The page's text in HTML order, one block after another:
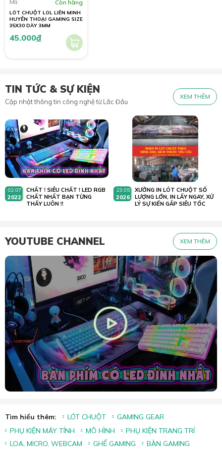
Mã: Còn hàng
LÓT CHUỘT LOL LIÊN MINH
HUYỀN THOẠI GAMING SIZE
35X30 DÀY 3MM
45.000đ
TIN TỨC & SỰ KIỆN
Cập nhật thông tin công nghệ từ Lắc Đầu
XEM THÊM
02.07
2022
CHẤT ! SIÊU CHẤT ! LED RGB
CHẤT NHẤT BẠN TỪNG
THẤY LUÔN !!
23.05
2026
XƯỞNG IN LÓT CHUỘT SỐ
LƯỢNG LỚN, IN LẤY NGAY, XỬ
LÝ SỰ KIẾN GẤP SIÊU TỐC
YOUTUBE CHANNEL XEM THÊM
Tìm hiểu thêm: LÓT CHUỘT
GAMING GEAR
PHỤ KIỆN MÁY TÍNH
MÔ HÌNH
PHỤ KIỆN TRANG TRÍ
LOA, MICRO, WEBCAM
GHẾ GAMING
BÀN GAMING